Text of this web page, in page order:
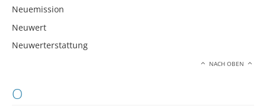
Neuemission
Neuwert
Neuwerterstattung
NACH OBEN
O